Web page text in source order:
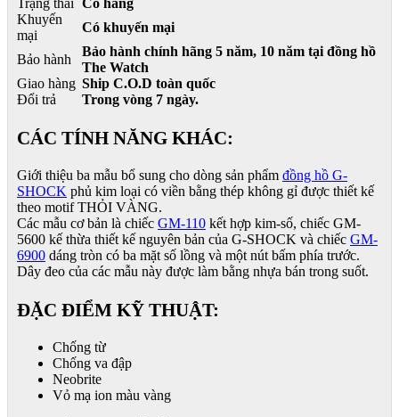
Trạng thái Có hàng
Khuyến
mại
Có khuyến mại
Bảo hành
Bảo hành chính hãng 5 năm, 10 năm tại đồng hồ
The Watch
Giao hàng Ship C.O.D toàn quốc
Đổi trả
Trong vòng 7 ngày.
CÁC TÍNH NĂNG KHÁC:
Giới thiệu ba mẫu bổ sung cho dòng sản phẩm đồng hồ G-
SHOCK phủ kim loại có viền bằng thép không gỉ được thiết kế
theo motif THỎI VÀNG.
Các mẫu cơ bản là chiếc GM-110 kết hợp kim-số, chiếc GM-
5600 kế thừa thiết kế nguyên bản của G-SHOCK và chiếc GM-
6900 dáng tròn có ba mặt số lồng và một nút bấm phía trước.
Dây đeo của các mẫu này được làm bằng nhựa bán trong suốt.
ĐẶC ĐIỂM KỸ THUẬT:
Chống từ
Chống va đập
Neobrite
Vỏ mạ ion màu vàng